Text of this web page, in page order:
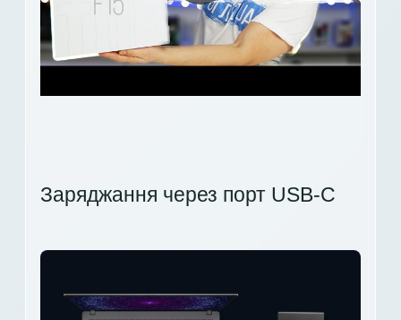
Заряджання через порт USB-C